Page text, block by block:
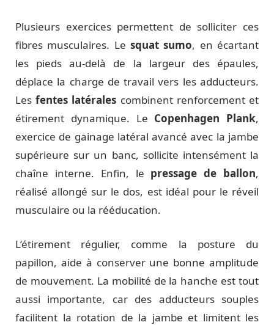
Plusieurs exercices permettent de solliciter ces
fibres musculaires. Le squat sumo, en écartant
les pieds au-delà de la largeur des épaules,
déplace la charge de travail vers les adducteurs.
Lesfentes latérales combinent renforcement et
étirement dynamique. Le Copenhagen Plank,
exercice de gainage latéral avancé avec la jambe
supérieure sur un banc, sollicite intensément la
chaîne interne. Enfin, le pressage de ballon,
réalisé allongé sur le dos, est idéal pour le réveil
musculaire ou la rééducation.
L’étirement régulier, comme la posture du
papillon, aide à conserver une bonne amplitude
de mouvement. La mobilité de la hanche est tout
aussi importante, car des adducteurs souples
facilitent la rotation de la jambe et limitent les